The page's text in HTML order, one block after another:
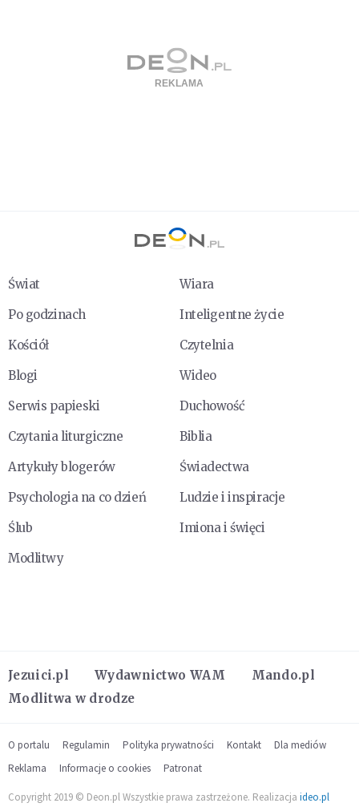
Świat
Wiara
Po godzinach
Inteligentne życie
Kościół
Czytelnia
Blogi
Wideo
Serwis papieski
Duchowość
Czytania liturgiczne
Biblia
Artykuły blogerów
Świadectwa
Psychologia na co dzień
Ludzie i inspiracje
Ślub
Imiona i święci
Modlitwy
Jezuici.pl Wydawnictwo WAM
Mando.pl
Modlitwa w drodze
O portalu Regulamin Polityka prywatności Kontakt
Dla mediów
Reklama
Informacje o cookies Patronat
Copyright 2019 © Deon.pl Wszystkie prawa zastrzeżone. Realizacja ideo.pl